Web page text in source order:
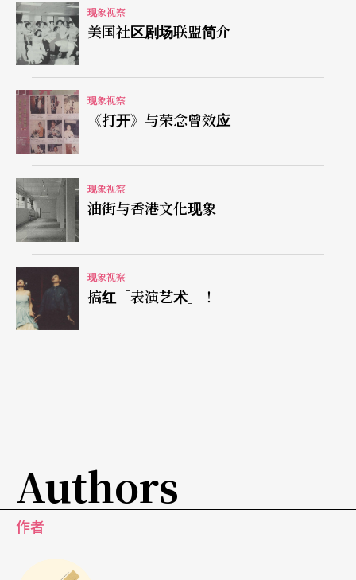
剧场，所有课程展演活动便与各个场地采合作方
式，一方面与各剧场建立连结，二方面促进生态的
流动，累积各个计划的执行经验和调查成果，便成
了实用的出版品或资料库。三、工作成员为艺术
家：所有工作人员都是当代的表演艺术工作者，促
使组织掌握准确的经营方向，直接面对目标顾客的
需求，即时回应并针对环境的改变适时调整方向。
四、无评议制度：无评议的门槛，所有课程及服务
资源开放给所有人参与和分享。五、收费低廉：收
费课程以低廉的收费，鼓励更多人的参与可能。
专业课程计划和服务
课程，课程内容为：经营管理分享与讨论、管理实
务要素、企画案撰写、创作概念书写。另外也提供
专业咨询服务，按时计费。三、艺术营Artward Bo
现象视察
美国社区剧场联盟简介
现象视察
《打开》与荣念曾效应
现象视察
油街与香港文化现象
现象视察
搞红「表演艺术」！
Authors
作者